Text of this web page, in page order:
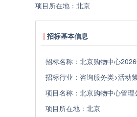
项目所在地： 北京
招标基本信息
招标名称： 北京购物中心
招标行业： 咨询服务类>活动
项目名称： 北京购物中心管理
项目所在地： 北京